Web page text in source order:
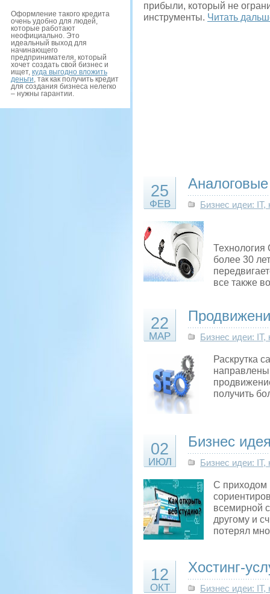
Оформление такого кредита
очень удобно для людей,
которые работают
неофициально. Это
идеальный выход для
начинающего
предпринимателя, который
хочет создать свой бизнес и
ищет, куда выгодно вложить
деньги, так как получить кредит
для создания бизнеса нелегко
– нужны гарантии.
прибыли, который не
инструменты. Читать
25
ФЕВ Бизнес идеи:
Технология
более 30
все также
22
МАР Бизнес идеи:
Раскрутка
получить
02
ИЮЛ
Бизнес
Бизнес идеи:
С приходом
всемирной
другому и
потерял
12
ОКТ
Хостинг-
Бизнес идеи: